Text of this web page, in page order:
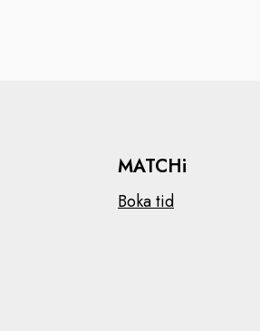
MATCHi
Boka tid